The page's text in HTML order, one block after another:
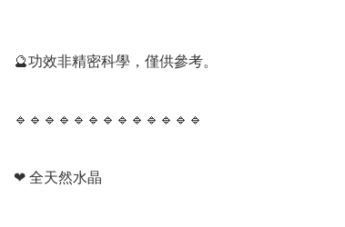
🔮功效非精密科學，僅供參考。
🔹️🔹️🔹️🔹️🔹️🔹️🔹️🔹️🔹️🔹️🔹️🔹️🔹️
❤ 全天然水晶